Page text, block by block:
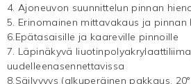
4. Ajoneuvon suunnittelun pinnan
5. Erinomainen mittavakaus ja pinnan
6.Epätasaisille ja kaareville pinnoille
7. Läpinäkyvä
uudelleenasennettavissa
8.Säilyvyys (alkuperäinen pakkaus,